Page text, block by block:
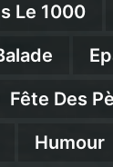
Le 1000
Fête Des
Humour